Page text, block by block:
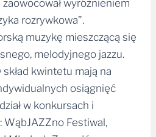
wyróżnieniem
rozrywkowa”.
muzykę mieszczącą się
melodyjnego jazzu.
kwintetu mają na
osiągnięć
w konkursach i
Festiwal,